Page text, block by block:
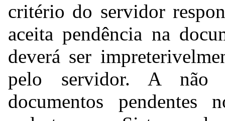
critério do servidor
aceita pendência na
deverá ser
pelo servidor. A não
documentos